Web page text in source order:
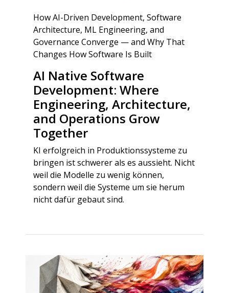
How AI-Driven Development, Software
Architecture, ML Engineering, and
Governance Converge — and Why That
Changes How Software Is Built
AI Native Software
Development: Where
Engineering, Architecture,
and Operations Grow
Together
KI erfolgreich in Produktionssysteme zu
bringen ist schwerer als es aussieht. Nicht
weil die Modelle zu wenig können,
sondern weil die Systeme um sie herum
nicht dafür gebaut sind.